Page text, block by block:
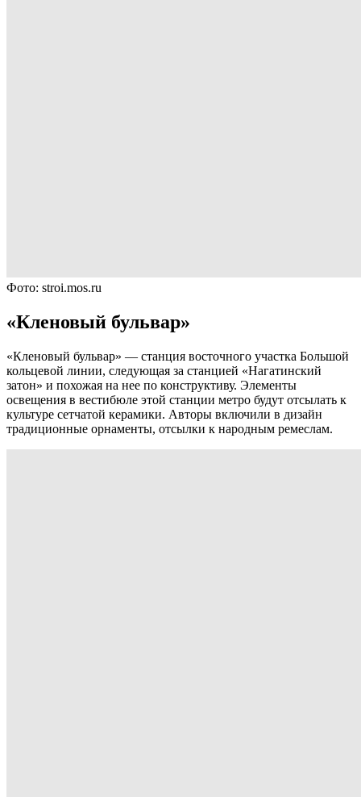
Фото: stroi.mos.ru
«Кленовый бульвар»
«Кленовый бульвар» — станция восточного участка Большой
кольцевой линии, следующая за станцией «Нагатинский
затон» и похожая на нее по конструктиву. Элементы
освещения в вестибюле этой станции метро будут отсылать к
культуре сетчатой керамики. Авторы включили в дизайн
традиционные орнаменты, отсылки к народным ремеслам.